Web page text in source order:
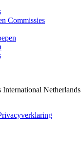
Commissies
Netherlands